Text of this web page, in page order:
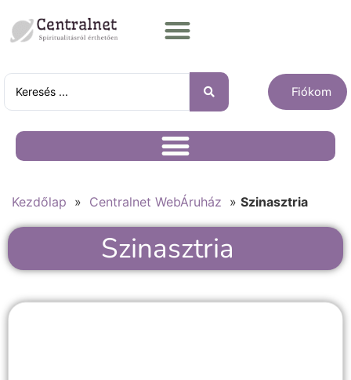
Fiókom
Kezdőlap » Centralnet WebÁruház » Szinasztria
Szinasztria